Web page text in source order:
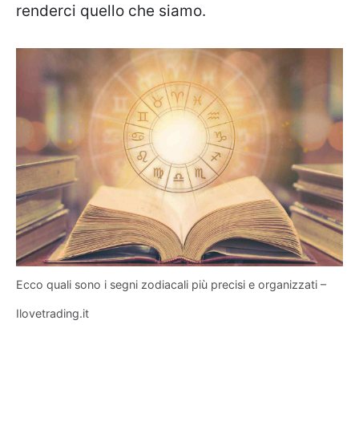
renderci quello che siamo.
Ecco quali sono i segni zodiacali più precisi e organizzati –
Ilovetrading.it